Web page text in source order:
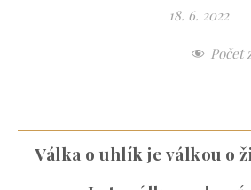
18. 6. 2022
Počet
Válka o uhlík je válkou o